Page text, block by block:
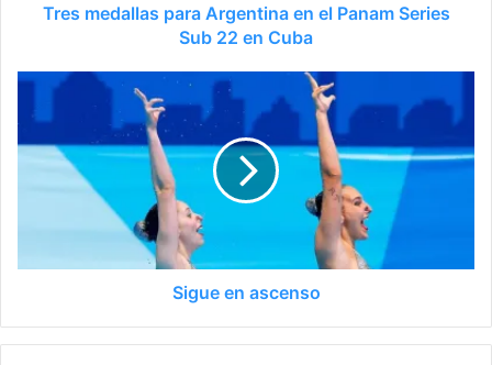
Tres medallas para Argentina en el Panam Series
Sub 22 en Cuba
Sigue en ascenso